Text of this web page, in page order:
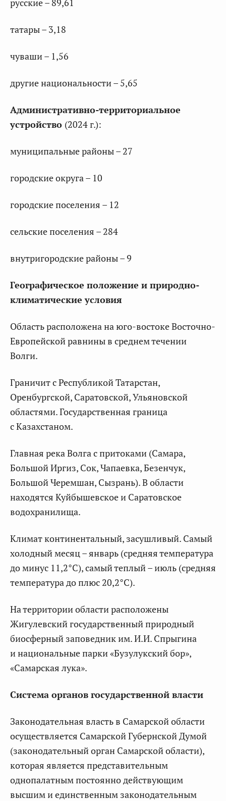
русские – 89,61
татары – 3,18
чуваши – 1,56
другие национальности – 5,65
Административно-территориальное
устройство (2024 г.):
муниципальные районы – 27
городские округа – 10
городские поселения – 12
сельские поселения – 284
внутригородские районы – 9
Географическое положение и природно-
климатические условия
Область расположена на юго-востоке Восточно-
Европейской равнины в среднем течении
Волги.
Граничит с Республикой Татарстан,
Оренбургской, Саратовской, Ульяновской
областями. Государственная граница
с Казахстаном.
Главная река Волга с притоками (Самара,
Большой Иргиз, Сок, Чапаевка, Безенчук,
Большой Черемшан, Сызрань). В области
находятся Куйбышевское и Саратовское
водохранилища.
Климат континентальный, засушливый. Самый
холодный месяц – январь (средняя температура
до минус 11,2°С), самый теплый – июль (средняя
температура до плюс 20,2°С).
На территории области расположены
Жигулевский государственный природный
биосферный заповедник им. И.И. Спрыгина
и национальные парки «Бузулукский бор»,
«Самарская лука».
Система органов государственной власти
Законодательная власть в Самарской области
осуществляется Самарской Губернской Думой
(законодательный орган Самарской области),
которая является представительным
однопалатным постоянно действующим
высшим и единственным законодательным